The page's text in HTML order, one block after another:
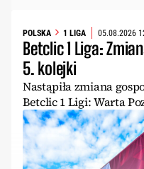
POLSKA 1 LIGA 05.08.2026
Betclic 1 Liga:
5. kolejki
Nastąpiła zmiana
Betclic 1 Ligi: Warta